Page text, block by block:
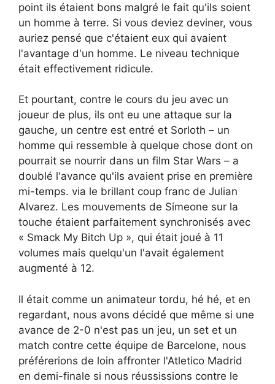
point ils étaient bons malgré le fait qu'ils soient
un homme à terre. Si vous deviez deviner, vous
auriez pensé que c'étaient eux qui avaient
l'avantage d'un homme. Le niveau technique
était effectivement ridicule.
Et pourtant, contre le cours du jeu avec un
joueur de plus, ils ont eu une attaque sur la
gauche, un centre est entré et Sorloth – un
homme qui ressemble à quelque chose dont on
pourrait se nourrir dans un film Star Wars – a
doublé l'avance qu'ils avaient prise en première
mi-temps. via le brillant coup franc de Julian
Alvarez. Les mouvements de Simeone sur la
touche étaient parfaitement synchronisés avec
« Smack My Bitch Up », qui était joué à 11
volumes mais quelqu'un l'avait également
augmenté à 12.
Il était comme un animateur tordu, hé hé, et en
regardant, nous avons décidé que même si une
avance de 2-0 n'est pas un jeu, un set et un
match contre cette équipe de Barcelone, nous
préférerions de loin affronter l'Atletico Madrid
en demi-finale si nous réussissions contre le